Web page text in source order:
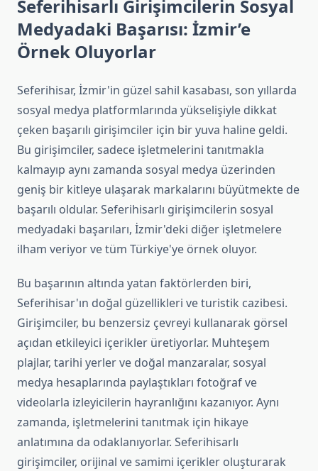
Seferihisarlı Girişimcilerin Sosyal
Medyadaki Başarısı: İzmir’e
Örnek Oluyorlar
Seferihisar, İzmir'in güzel sahil kasabası, son yıllarda
sosyal medya platformlarında yükselişiyle dikkat
çeken başarılı girişimciler için bir yuva haline geldi.
Bu girişimciler, sadece işletmelerini tanıtmakla
kalmayıp aynı zamanda sosyal medya üzerinden
geniş bir kitleye ulaşarak markalarını büyütmekte de
başarılı oldular. Seferihisarlı girişimcilerin sosyal
medyadaki başarıları, İzmir'deki diğer işletmelere
ilham veriyor ve tüm Türkiye'ye örnek oluyor.
Bu başarının altında yatan faktörlerden biri,
Seferihisar'ın doğal güzellikleri ve turistik cazibesi.
Girişimciler, bu benzersiz çevreyi kullanarak görsel
açıdan etkileyici içerikler üretiyorlar. Muhteşem
plajlar, tarihi yerler ve doğal manzaralar, sosyal
medya hesaplarında paylaştıkları fotoğraf ve
videolarla izleyicilerin hayranlığını kazanıyor. Aynı
zamanda, işletmelerini tanıtmak için hikaye
anlatımına da odaklanıyorlar. Seferihisarlı
girişimciler, orijinal ve samimi içerikler oluşturarak